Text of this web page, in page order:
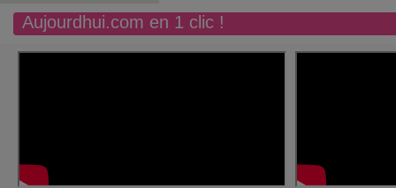
Aujourdhui.com en 1 clic !